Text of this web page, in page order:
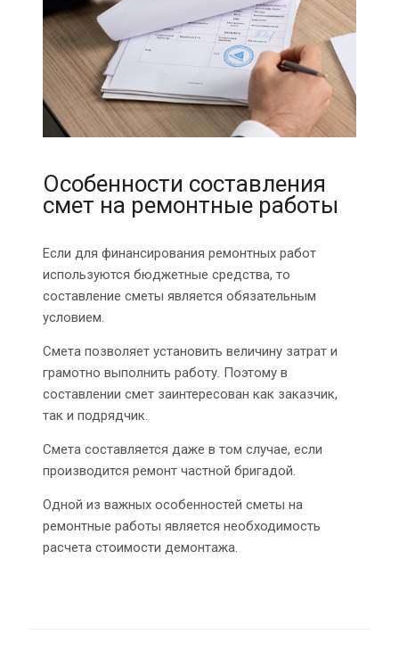
Особенности составления
смет на ремонтные работы
Если для финансирования ремонтных работ
используются бюджетные средства, то
составление сметы является обязательным
условием.
Смета позволяет установить величину затрат и
грамотно выполнить работу. Поэтому в
составлении смет заинтересован как заказчик,
так и подрядчик.
Смета составляется даже в том случае, если
производится ремонт частной бригадой.
Одной из важных особенностей сметы на
ремонтные работы является необходимость
расчета стоимости демонтажа.